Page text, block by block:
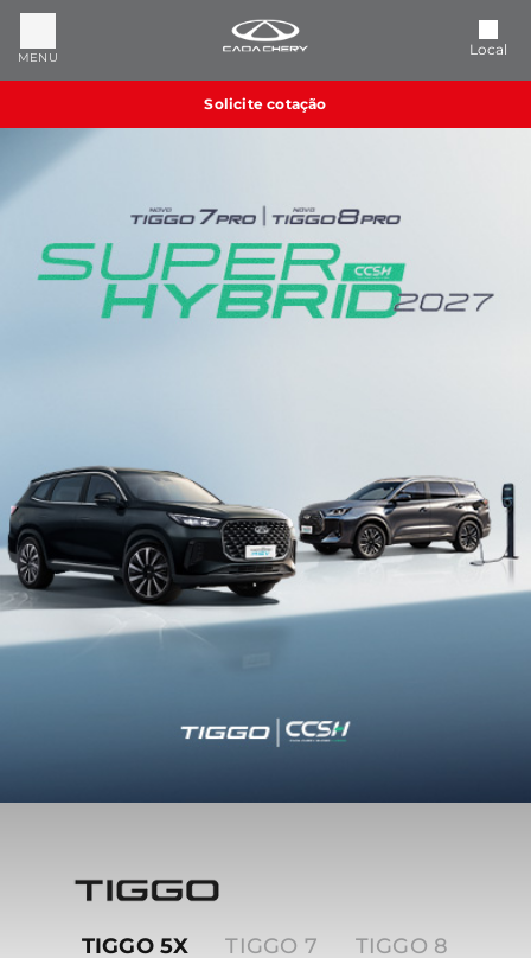
MENU Local
Solicite cotação
Tiggo
TIGGO 5X TIGGO 7 TIGGO 8